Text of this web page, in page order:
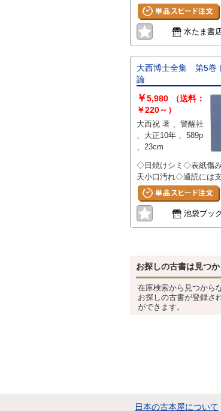
水たま書
大西博士全集 第5巻
論
￥5,980
（送料：
￥220～）
大西祝 著 、警醒社
、大正10年 、589p
、23cm
◇日焼けシミ◇表紙傷
天小口汚れ◇通読には支
書籍です
池袋ブッ
お探しの古書は見つ
在庫検索から見つから
お探しの古書が登録さ
ができます。
日本の古本屋について